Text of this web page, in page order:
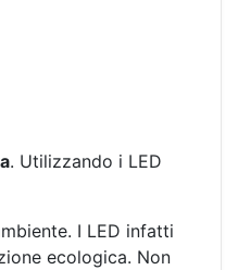
. Utilizzando i LED
I LED infatti
ecologica. Non